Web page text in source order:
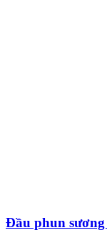
Đầu phun sương